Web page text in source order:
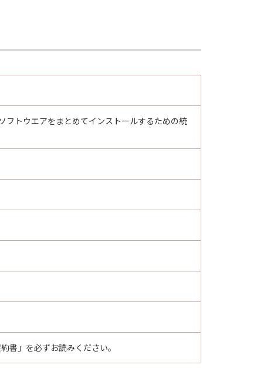
フトウエアをまとめてインストールするための統
書」を必ずお読みください。